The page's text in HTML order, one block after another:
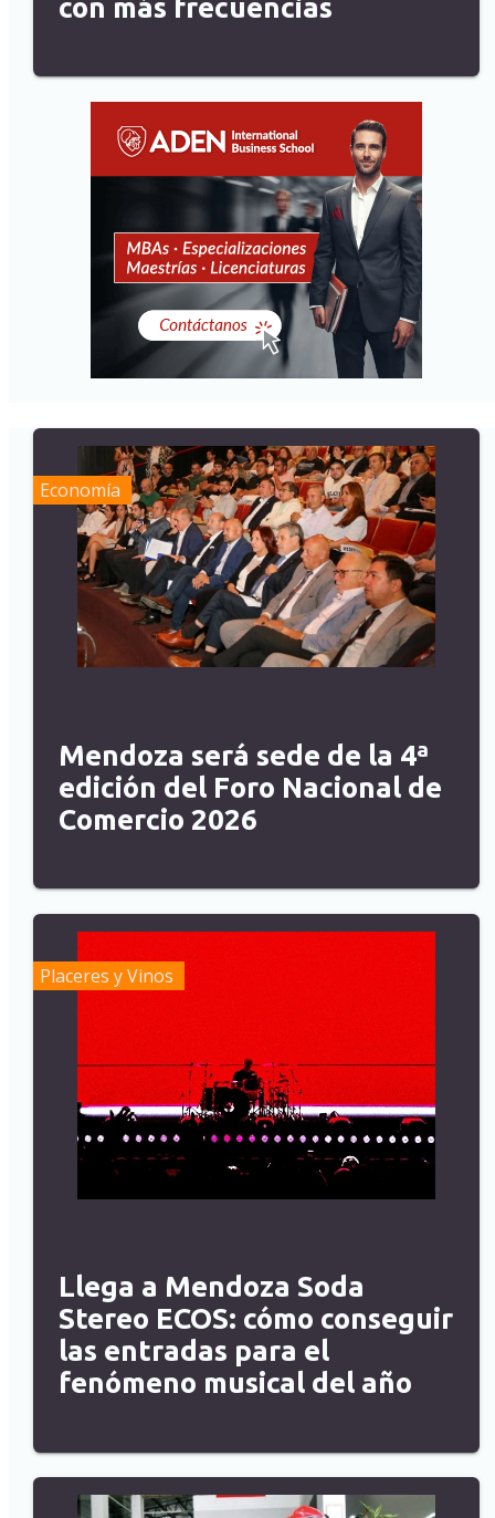
con más frecuencias
Economía
Mendoza será sede de la 4ª
edición del Foro Nacional de
Comercio 2026
Placeres y Vinos
Llega a Mendoza Soda
Stereo ECOS: cómo conseguir
las entradas para el
fenómeno musical del año